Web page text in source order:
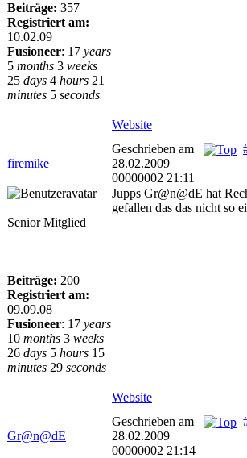
Beiträge: 357
Registriert am:
10.02.09
Fusioneer: 17 years
5 months 3 weeks
25 days 4 hours 21
minutes 5 seconds
Website
firemike
Geschrieben am
28.02.2009
00000002 21:11
Senior Mitglied
Beiträge: 200
Registriert am:
09.09.08
Fusioneer: 17 years
10 months 3 weeks
26 days 5 hours 15
minutes 29 seconds
Jupps Gr@n@dE hat
gefallen das das nicht so
Website
Gr@n@dE
Geschrieben am
28.02.2009
00000002 21:14